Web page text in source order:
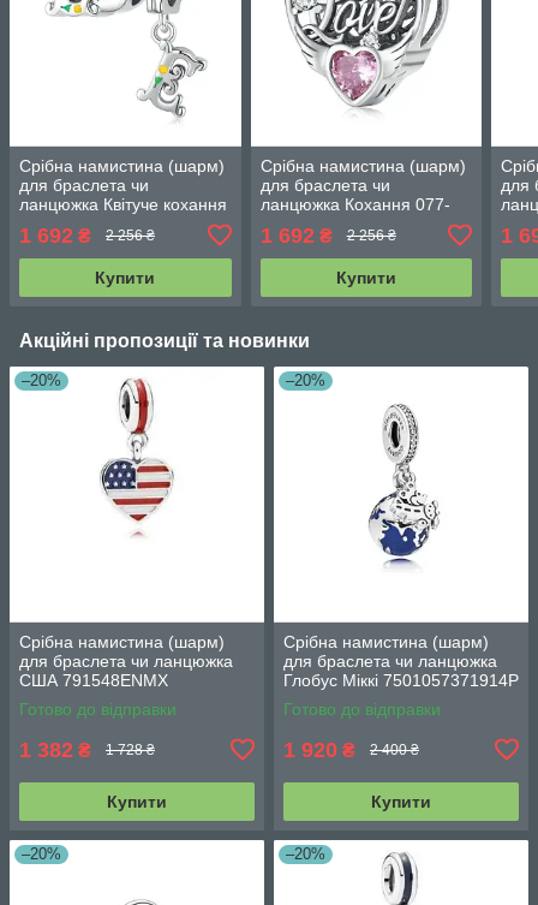
Срібна намистина (шарм)
для браслета чи
ланцюжка Квітуче кохання
1 692 ₴ 2 256 ₴
Купити
Срібна намистина (шарм)
для браслета чи
ланцюжка Кохання 077-
1 692₴ 2 256 ₴
Купити
для
1
Акційні пропозиції та новинки
–20%
Срібна намистина (шарм)
для браслета чи ланцюжка
США 791548ENMX
Готово до відправки
1 382 ₴ 1 728 ₴
Купити
–20%
Срібна намистина (шарм)
для браслета чи ланцюжка
Глобус Міккі 7501057371914P
Готово до відправки
1 920 ₴ 2 400 ₴
Купити
–20% –20%